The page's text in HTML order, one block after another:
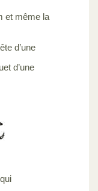
et même la
d’une
d’une